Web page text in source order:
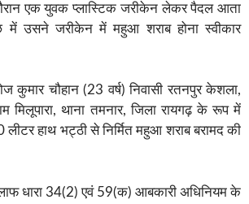
एक युवक प्लास्टिक जरीकेन लेकर पैदल आता
में उसने जरीकेन में महुआ शराब होना स्वीकार
कुमार चौहान (23 वर्ष) निवासी रतनपुर केशला,
मिलूपारा, थाना तमनार, जिला रायगढ़ के रूप में
हाथ भट्ठी से निर्मित महुआ शराब बरामद की
धारा 34(2) एवं 59(क) आबकारी अधिनियम के